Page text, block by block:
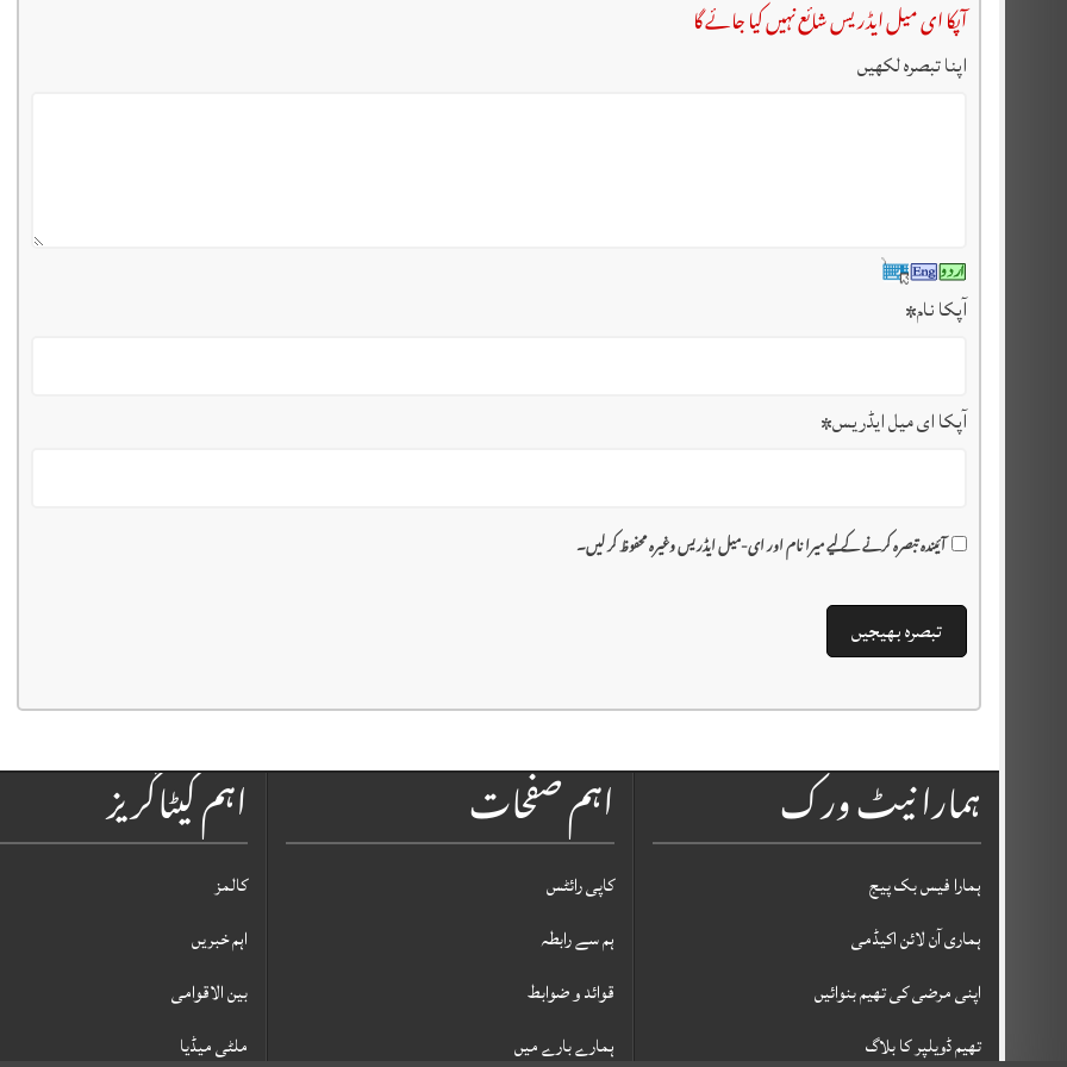
آپکا ای میل ایڈریس شائع نہیں کیا جائے گا
اپنا تبصرہ لکھیں
آپکا نام*
آپکا ای میل ایڈریس*
آئیندہ تبصرہ کرنے کے لیے میرا نام اور ای-میل ایڈریس وغیرہ محفوظ کر لیں۔
اہم کیٹاگریز
کالمز
اہم خبریں
بین الاقوامی
ملٹی میڈیا
اہم صفحات
کاپی رائٹس
ہم سے رابطہ
قوائد و ضوابط
ہمارے بارے میں
ہمارا نیٹ ورک
ہمارا فیس بک پیج
ہماری آن لائن اکیڈمی
اپنی مرضی کی تھیم بنوائیں
تھیم ڈویلپر کا بلاگ